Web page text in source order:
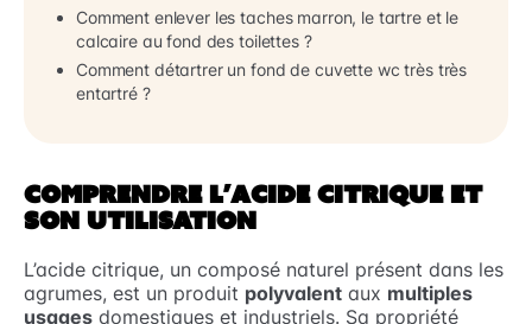
Comment enlever les taches marron, le tartre et le
calcaire au fond des toilettes ?
Comment détartrer un fond de cuvette wc très très
entartré ?
COMPRENDRE L’ACIDE CITRIQUE ET
SON UTILISATION
L’acide citrique, un composé naturel présent dans les
agrumes, est un produit polyvalent aux multiples
usages domestiques et industriels. Sa propriété